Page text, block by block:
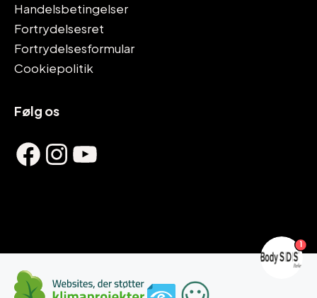
Handelsbetingelser
Fortrydelsesret
Fortrydelsesformular
Cookiepolitik
Følg os
Facebook
Instagram
YouTube
1